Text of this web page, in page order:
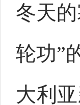
冬天
轮功”
大利